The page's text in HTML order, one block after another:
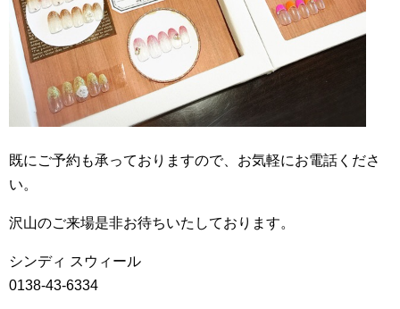
既にご予約も承っておりますので、お気軽にお電話くださ
い。
沢山のご来場是非お待ちいたしております。
シンディ スウィール
0138-43-6334